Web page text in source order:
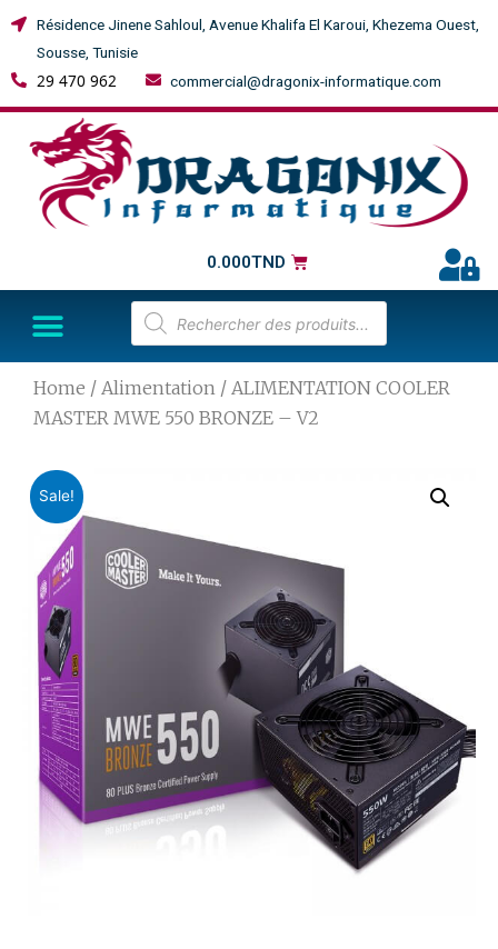
Résidence Jinene Sahloul, Avenue Khalifa El Karoui, Khezema Ouest,
Sousse, Tunisie
29 470 962 commercial@dragonix-informatique.com
0.000TND
Home / Alimentation / ALIMENTATION COOLER
MASTER MWE 550 BRONZE – V2
Sale!